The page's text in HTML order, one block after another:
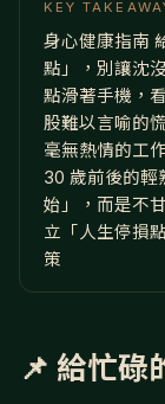
KEY
身心健康指南
點」，別讓沈
點滑著手機，
股難以言喻的
毫無熱情的工
30 歲前後的輕
始」，而是不
立「人生停損
策
📌 給忙碌